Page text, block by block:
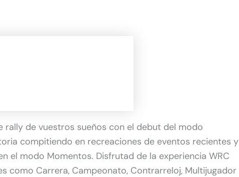
rally de vuestros sueños con el debut del modo
compitiendo en recreaciones de eventos recientes y
el modo Momentos. Disfrutad de la experiencia WRC
como Carrera, Campeonato, Contrarreloj, Multijugador